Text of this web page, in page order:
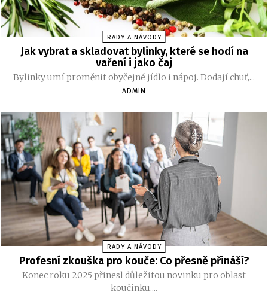
RADY A NÁVODY
Jak vybrat a skladovat bylinky, které se hodí na
vaření i jako čaj
Bylinky umí proměnit obyčejné jídlo i nápoj. Dodají chuť,...
ADMIN
RADY A NÁVODY
Profesní zkouška pro kouče: Co přesně přináší?
Konec roku 2025 přinesl důležitou novinku pro oblast
koučinku....